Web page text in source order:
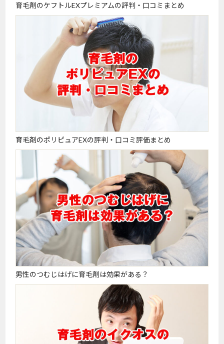
育毛剤のケフトルEXプレミアムの評判・口コミまとめ
育毛剤のポリピュアEXの評判・口コミ評価まとめ
男性のつむじはげに育毛剤は効果がある？